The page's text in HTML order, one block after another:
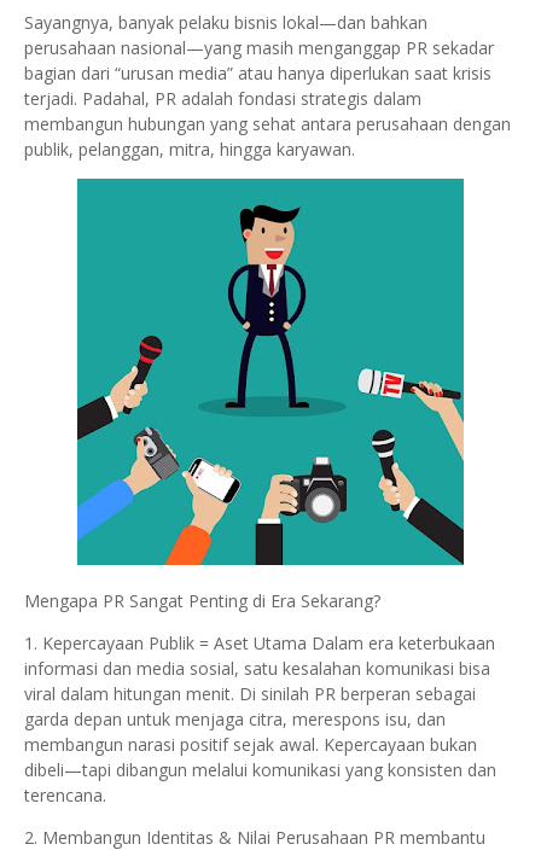
Sayangnya, banyak pelaku bisnis lokal—dan bahkan
perusahaan nasional—yang masih menganggap PR sekadar
bagian dari “urusan media” atau hanya diperlukan saat krisis
terjadi. Padahal, PR adalah fondasi strategis dalam
membangun hubungan yang sehat antara perusahaan dengan
publik, pelanggan, mitra, hingga karyawan.
Mengapa PR Sangat Penting di Era Sekarang?
1. Kepercayaan Publik = Aset Utama Dalam era keterbukaan
informasi dan media sosial, satu kesalahan komunikasi bisa
viral dalam hitungan menit. Di sinilah PR berperan sebagai
garda depan untuk menjaga citra, merespons isu, dan
membangun narasi positif sejak awal. Kepercayaan bukan
dibeli—tapi dibangun melalui komunikasi yang konsisten dan
terencana.
2. Membangun Identitas & Nilai Perusahaan PR membantu